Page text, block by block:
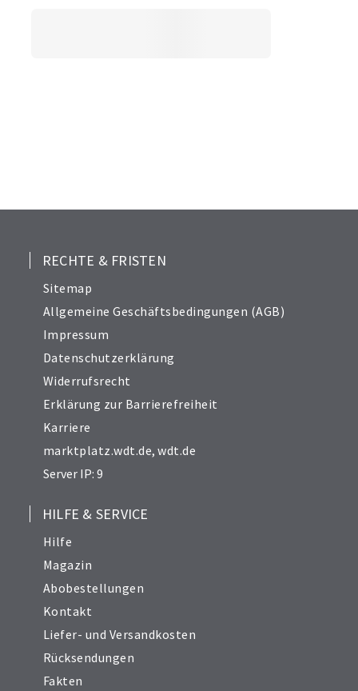
RECHTE & FRISTEN
Sitemap
Allgemeine Geschäftsbedingungen (AGB)
Impressum
Datenschutzerklärung
Widerrufsrecht
Erklärung zur Barrierefreiheit
Karriere
marktplatz.wdt.de,wdt.de
Server IP: 9
HILFE & SERVICE
Hilfe
Magazin
Abobestellungen
Kontakt
Liefer- und Versandkosten
Rücksendungen
Fakten